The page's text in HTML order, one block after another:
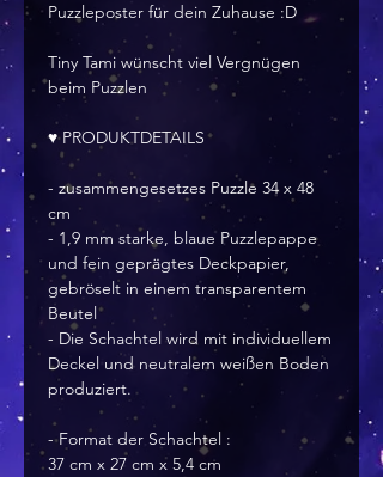
Puzzleposter für dein Zuhause :D
Tiny Tami wünscht viel Vergnügen
beim Puzzlen
♥ PRODUKTDETAILS
- zusammengesetzes Puzzle 34 x 48
cm
- 1,9 mm starke, blaue Puzzlepappe
und fein geprägtes Deckpapier,
gebröselt in einem transparentem
Beutel
- Die Schachtel wird mit individuellem
Deckel und neutralem weißen Boden
produziert.
- Format der Schachtel :
37 cm x 27 cm x 5,4 cm